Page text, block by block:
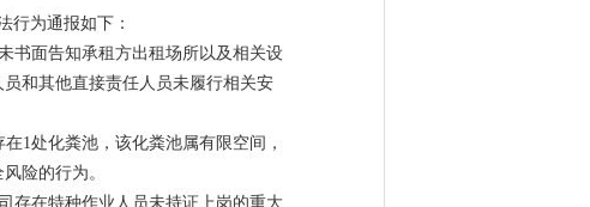
行为通报如下：
书面告知承租 方出租场所以及相关设
和其他直接责任人员未履行相关安
在1处化粪池 ，该化粪池属有限空间 ，
险的行为。
存在特种作业人员未持证上岗的重大